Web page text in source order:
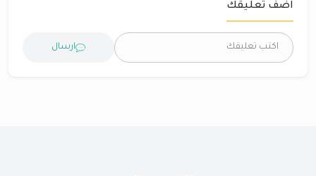
اضف تعليقك
ارسال